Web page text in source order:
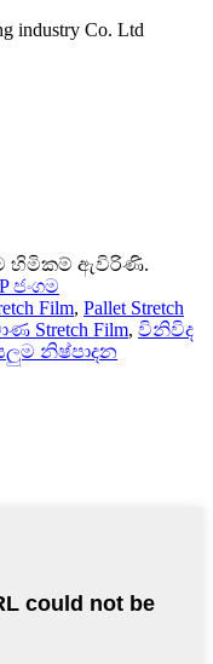
industry Co. Ltd
හිමිකම් ඇවිරිණි.
ජංගම
Film, Pallet Stretch
Stretch Film, විනිවිද
නිෂ්පාදන